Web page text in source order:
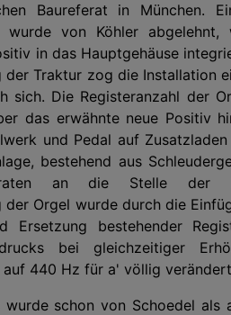
Baureferat in München.
wurde von Köhler abgelehnt,
in das Hauptgehäuse
Traktur zog die Installation
sich. Die Registeranzahl der
das erwähnte neue Positiv
und Pedal auf
bestehend aus
an die Stelle der
der Orgel wurde durch die
Ersetzung bestehender
bei gleichzeitiger
440 Hz für a' völlig
schon von Schoedel als